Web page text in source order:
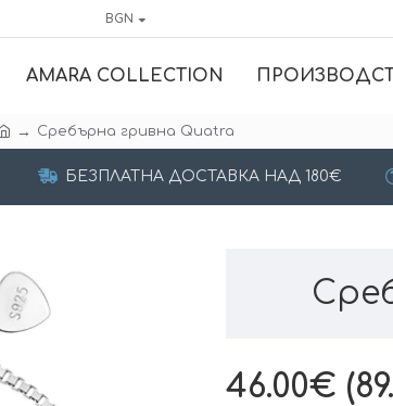
BGN
AMARA COLLECTION
Сребърна гривна Quatra
БЕЗПЛАТНА ДОСТАВКА НАД 180€
46.00€